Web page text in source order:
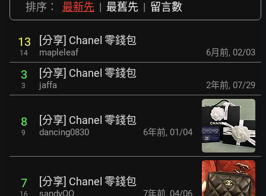
排序： 最新先 | 最舊先 | 留言數
13
14
[分享] Chanel 零錢包
mapleleaf 6月前, 02/03
3
3
[分享] Chanel 零錢包
jaffa 2年前, 07/29
8
9
[分享] Chanel 零錢包
dancing0830 6年前, 01/04
7
16
[分享] Chanel 零錢包
sandyQQ 7年前, 04/06